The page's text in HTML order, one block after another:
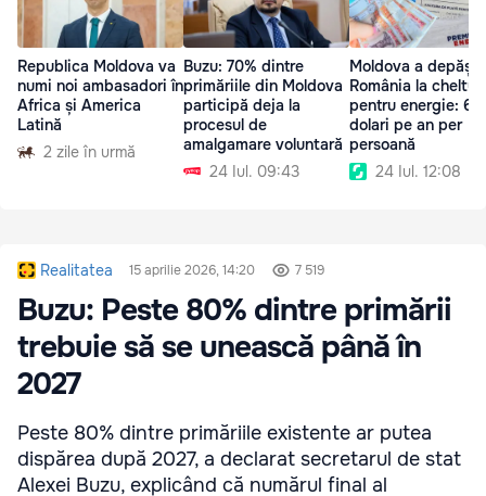
Republica Moldova va
numi noi ambasadori în
Africa și America
Latină
2 zile în urmă
Buzu: 70% dintre
primăriile din Moldova
participă deja la
procesul de
amalgamare voluntară
24 Iul. 09:43
Moldova a depășit
România la
pentru energie:
dolari pe an per
persoană
24 Iul. 12:08
Realitatea 15 aprilie 2026, 14:20 7 519
Buzu: Peste 80% dintre primării
trebuie să se unească până în
2027
Peste 80% dintre primăriile existente ar putea
dispărea după 2027, a declarat secretarul de stat
Alexei Buzu, explicând că numărul final al